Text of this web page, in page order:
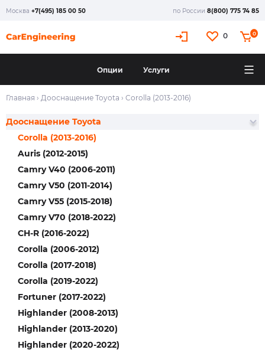
Москва +7(495) 185 00 50 по России 8(800) 775 74 85
0 0
Опции Услуги
Главная › Дооснащение Toyota › Corolla (2013-2016)
Дооснащение Toyota
Auris (2012-2015)
Camry V40 (2006-2011)
Camry V50 (2011-2014)
Camry V55 (2015-2018)
Camry V70 (2018-2022)
CH-R (2016-2022)
Corolla (2006-2012)
Corolla (2013-2016)
Corolla (2017-2018)
Corolla (2019-2022)
Fortuner (2017-2022)
Highlander (2008-2013)
Highlander (2013-2020)
Highlander (2020-2022)